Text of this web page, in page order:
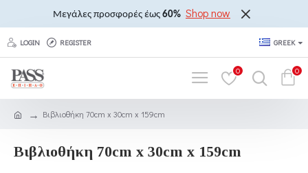
Μεγάλες προσφορές έως 60% Shop now
LOGIN REGISTER GREEK
0 0
Βιβλιοθήκη 70cm x 30cm x 159cm
Βιβλιοθήκη 70cm x 30cm x 159cm